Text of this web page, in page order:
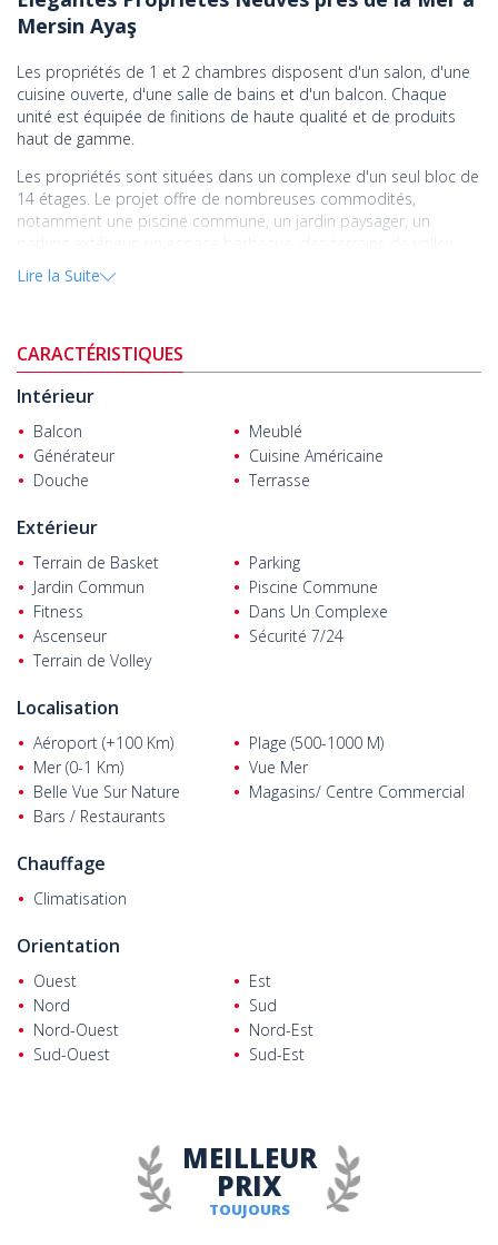
Mersin Ayaş
Les propriétés de 1 et 2 chambres disposent d'un salon, d'une
cuisine ouverte, d'une salle de bains et d'un balcon. Chaque
unité est équipée de finitions de haute qualité et de produits
haut de gamme.
Les propriétés sont situées dans un complexe d'un seul bloc de
14 étages. Le projet offre de nombreuses commodités,
notamment une piscine commune, un jardin paysager, un
ball et de basket-ball, un sentier pédestre, une aire de jeux pour
enfants, un aquaparc, un centre de remise en forme, une
Les propriétés sont situées à Ayaş, Mersin, une ville
méditerranéenne qui mélange harmonieusement l'ambiance
détendue d'une destination de vacances avec l'énergie vibrante
Lespropriétés à vendre à Mersinsont à 200 m de la plage, 200
m du marché le plus proche, 500 m des restaurants, 1,5 km du
port de plaisance et 122 km de l'aéroport international de
Çukurova.
Lire la Suite
CARACTÉRISTIQUES
Intérieur
Balcon
Meublé
Générateur
Cuisine Américaine
Douche
Terrasse
Extérieur
Terrain de Basket
Parking
Jardin Commun
Piscine Commune
Fitness
Dans Un Complexe
Ascenseur
Sécurité 7/24
Terrain de Volley
Localisation
Aéroport (+100 Km)
Plage (500-1000 M)
Mer (0-1 Km)
Vue Mer
Belle Vue Sur Nature
Magasins/ Centre Commercial
Bars / Restaurants
Chauffage
Climatisation
Orientation
Ouest
Est
Nord
Sud
Nord-Ouest
Nord-Est
Sud-Ouest
Sud-Est
TOUJOURS
MEILLEUR
PRIX